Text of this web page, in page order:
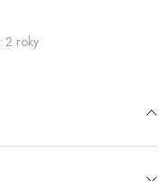
: 2 roky